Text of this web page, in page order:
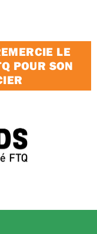
LE
POUR SON